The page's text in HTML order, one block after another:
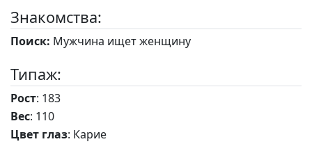
Знакомства:
Поиск: Мужчина ищет женщину
Типаж:
Рост: 183
Вес: 110
Цвет глаз: Карие